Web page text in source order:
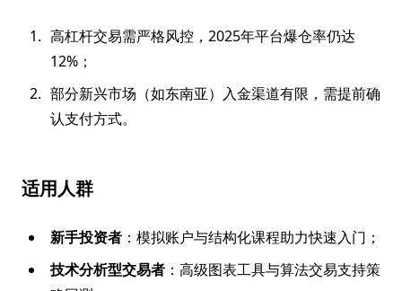
高杠杆交易需严格风控，2025年平台爆仓率仍达
12%；
部分新兴市场（如东南亚）入金渠道有限，需提前确
认支付方式。
适用人群
新手投资者 ：模拟账户与结构化课程助力快速入门；
技术分析型交易者 ：高级图表工具与算法交易支持策